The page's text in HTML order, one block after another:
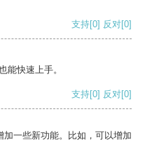
支持[0] 反对[0]
能快速上手。
支持[0] 反对[0]
一些新功能。比如，可以增加